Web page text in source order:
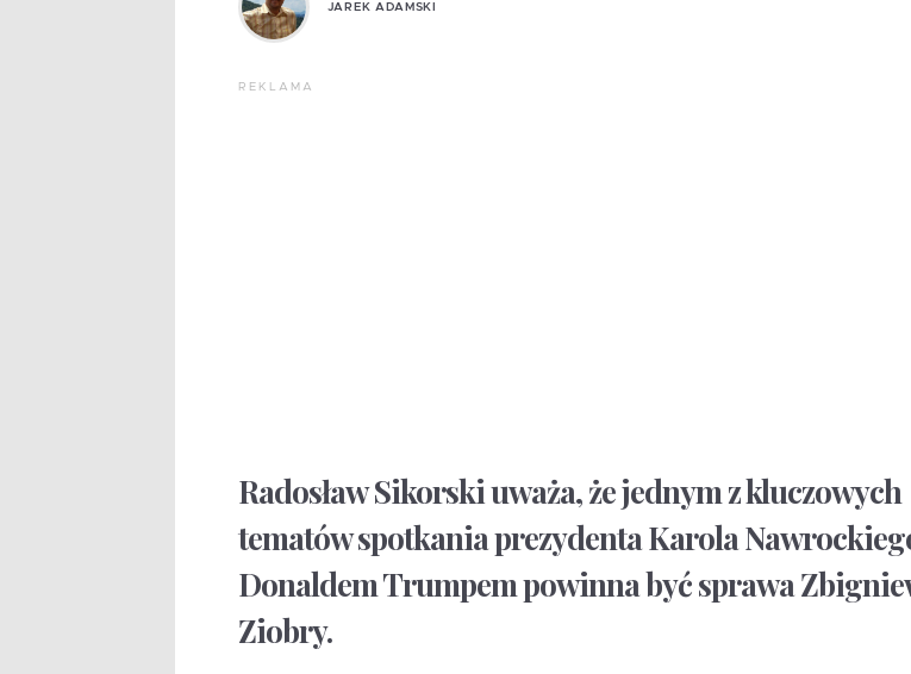
JAREK ADAMSKI
REKLAMA
Radosław Sikorski uważa, że jednym z kluczowych
tematów spotkania prezydenta Karola
Donaldem Trumpem powinna być sprawa
Ziobry.